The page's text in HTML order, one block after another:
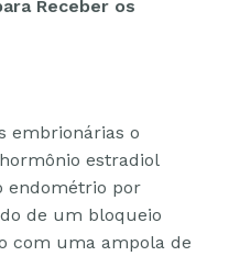
Receber os
embrionárias o
estradiol
endométrio por
de um bloqueio
com uma ampola de